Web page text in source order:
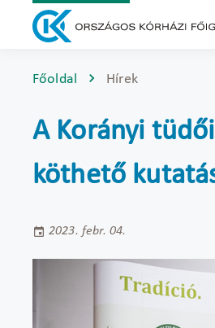
Főoldal Hírek
A Korányi
köthető
2023. febr. 04.